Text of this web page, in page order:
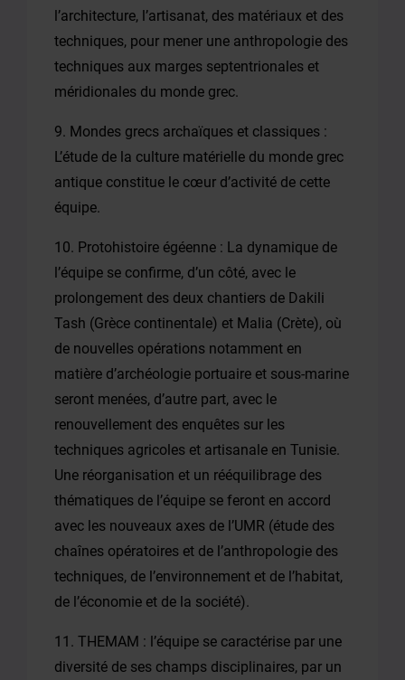
l’architecture, l’artisanat, des matériaux et des
techniques, pour mener une anthropologie des
techniques aux marges septentrionales et
méridionales du monde grec.
9. Mondes grecs archaïques et classiques :
L’étude de la culture matérielle du monde grec
antique constitue le cœur d’activité de cette
équipe.
10. Protohistoire égéenne : La dynamique de
l’équipe se confirme, d’un côté, avec le
prolongement des deux chantiers de Dakili
Tash (Grèce continentale) et Malia (Crète), où
de nouvelles opérations notamment en
matière d’archéologie portuaire et sous-marine
seront menées, d’autre part, avec le
renouvellement des enquêtes sur les
techniques agricoles et artisanale en Tunisie.
Une réorganisation et un rééquilibrage des
thématiques de l’équipe se feront en accord
avec les nouveaux axes de l’UMR (étude des
chaînes opératoires et de l’anthropologie des
techniques, de l’environnement et de l’habitat,
de l’économie et de la société).
11. THEMAM : l’équipe se caractérise par une
diversité de ses champs disciplinaires, par un